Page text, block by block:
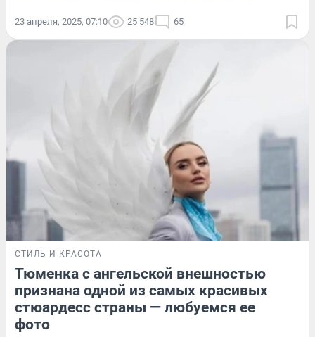
23 апреля, 2025, 07:10 25 548 65
СТИЛЬ И КРАСОТА
Тюменка с ангельской внешностью
признана одной из самых красивых
стюардесс страны — любуемся ее
фото